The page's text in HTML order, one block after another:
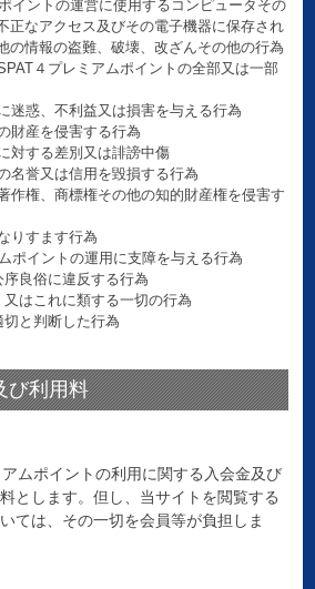
イントの運営に使用するコンピュータその
正なアクセス及びその電子機器に保存され
の情報の盗難、破壊、改ざんその他の行為
４プレミアムポイントの全部又は一部
迷惑、不利益又は損害を与える行為
財産を侵害する行為
対する差別又は誹謗中傷
名誉又は信用を毀損する行為
作権、商標権その他の知的財産権を侵害す
りすます行為
ポイントの運用に支障を与える行為
序良俗に違反する行為
又はこれに類する一切の行為
切と判断した行為
利用料
ムポイントの利用に関する入会金及び
とします。但し、当サイトを閲覧する
ては、その一切を会員等が負担しま